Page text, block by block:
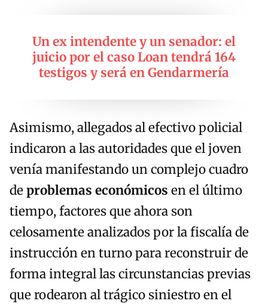
Un ex intendente y un senador: el
juicio por el caso Loan tendrá 164
testigos y será en Gendarmería
Asimismo, allegados al efectivo policial
indicaron a las autoridades que el joven
venía manifestando un complejo cuadro
deproblemas económicos en el último
tiempo, factores que ahora son
celosamente analizados por la fiscalía de
instrucción en turno para reconstruir de
forma integral las circunstancias previas
que rodearon al trágico siniestro en el